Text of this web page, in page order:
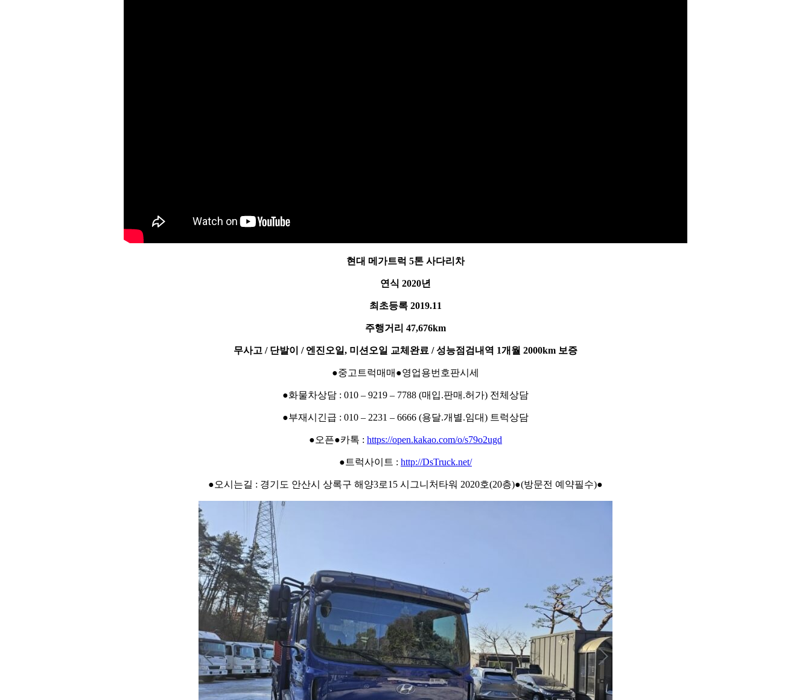
현대 메가트럭 5톤 사다리차
연식 2020년
최초등록 2019.11
주행거리 47,676km
무사고 / 단발이 / 엔진오일, 미션오일 교체완료 / 성능점검내역 1개월 2000km 보증
●중고트럭매매●영업용번호판시세
●화물차상담 : 010 – 9219 – 7788 (매입.판매.허가) 전체상담
●부재시긴급 : 010 – 2231 – 6666 (용달.개별.임대) 트럭상담
●오픈●카톡 : https://open.kakao.com/o/s79o2ugd
●트럭사이트 : http://DsTruck.net/
●오시는길 : 경기도 안산시 상록구 해양3로15 시그니처타워 2020호(20층)●(방문전 예약필수)●